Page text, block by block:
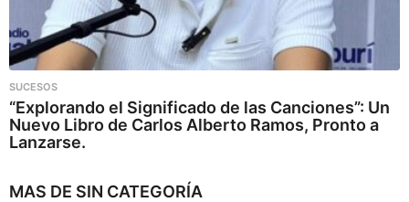
SUCESOS
“Explorando el Significado de las Canciones”: Un
Nuevo Libro de Carlos Alberto Ramos, Pronto a
Lanzarse.
MAS DE SIN CATEGORÍA